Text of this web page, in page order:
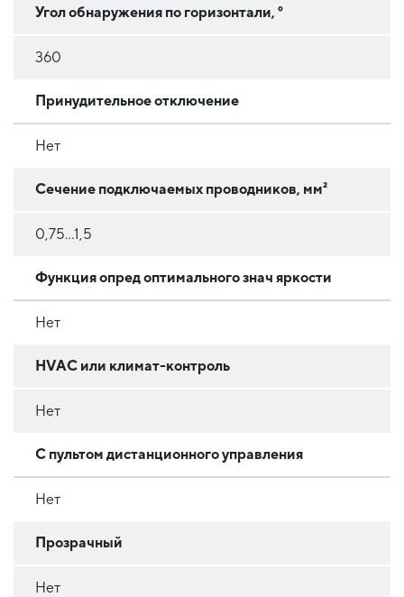
Угол обнаружения по горизонтали, °
360
Принудительное отключение
Нет
Сечение подключаемых проводников, мм²
0,75...1,5
Функция опред оптимального знач яркости
Нет
HVAC или климат-контроль
Нет
С пультом дистанционного управления
Нет
Прозрачный
Нет